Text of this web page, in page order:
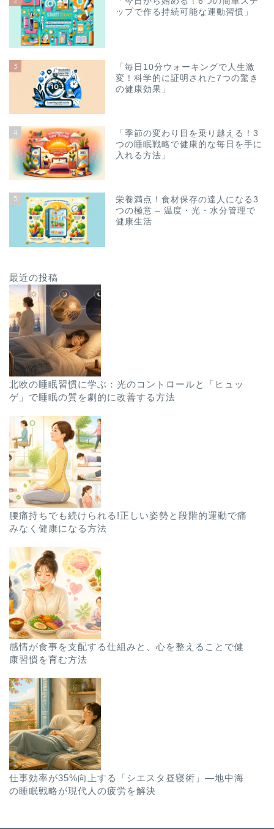
ップで作る持続可能な運動習慣」
3
「毎日10分ウォーキングで人生激
変！科学的に証明された7つの驚き
の健康効果」
4
「季節の変わり目を乗り越える！3
つの睡眠戦略で健康的な毎日を手に
入れる方法」
5
栄養満点！食材保存の達人になる3
つの極意 – 温度・光・水分管理で
健康生活
最近の投稿
北欧の睡眠習慣に学ぶ：光のコントロールと「ヒュッ
ゲ」で睡眠の質を劇的に改善する方法
腰痛持ちでも続けられる!正しい姿勢と段階的運動で痛
みなく健康になる方法
感情が食事を支配する仕組みと、心を整えることで健
康習慣を育む方法
仕事効率が35%向上する「シエスタ昼寝術」―地中海
の睡眠戦略が現代人の疲労を解決